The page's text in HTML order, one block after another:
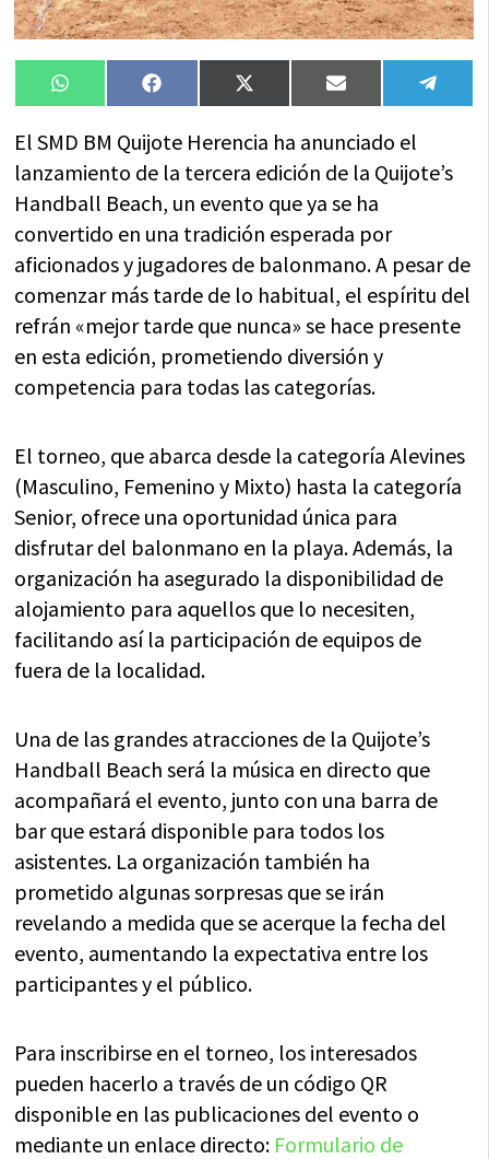
Compartir
en
WhatsAppCompartir
en
FacebookCompartir
en
X
(Twitter)
Compartir
en
Email
en
El SMD BM Quijote Herencia ha anunciado el
lanzamiento de la tercera edición de la Quijote’s
Handball Beach, un evento que ya se ha
convertido en una tradición esperada por
aficionados y jugadores de balonmano. A pesar de
comenzar más tarde de lo habitual, el espíritu del
refrán «mejor tarde que nunca» se hace presente
en esta edición, prometiendo diversión y
competencia para todas las categorías.
El torneo, que abarca desde la categoría Alevines
(Masculino, Femenino y Mixto) hasta la categoría
Senior, ofrece una oportunidad única para
disfrutar del balonmano en la playa. Además, la
organización ha asegurado la disponibilidad de
alojamiento para aquellos que lo necesiten,
facilitando así la participación de equipos de
fuera de la localidad.
Una de las grandes atracciones de la Quijote’s
Handball Beach será la música en directo que
acompañará el evento, junto con una barra de
bar que estará disponible para todos los
asistentes. La organización también ha
prometido algunas sorpresas que se irán
revelando a medida que se acerque la fecha del
evento, aumentando la expectativa entre los
participantes y el público.
Para inscribirse en el torneo, los interesados
pueden hacerlo a través de un código QR
disponible en las publicaciones del evento o
mediante un enlace directo: Formulario de